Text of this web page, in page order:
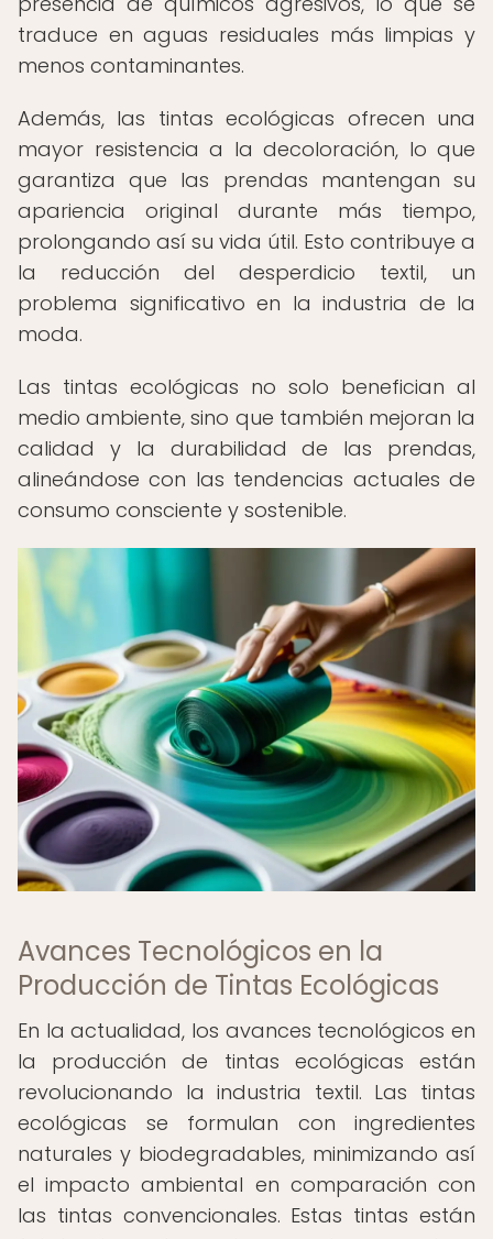
traduce en aguas residuales más limpias y
menos contaminantes.
Además, las tintas ecológicas ofrecen una
mayor resistencia a la decoloración, lo que
garantiza que las prendas mantengan su
apariencia original durante más tiempo,
prolongando así su vida útil. Esto contribuye a
la reducción del desperdicio textil, un
problema significativo en la industria de la
moda.
Las tintas ecológicas no solo benefician al
medio ambiente, sino que también mejoran la
calidad y la durabilidad de las prendas,
alineándose con las tendencias actuales de
consumo consciente y sostenible.
Avances Tecnológicos en la
Producción de Tintas Ecológicas
En la actualidad, los avances tecnológicos en
la producción de tintas ecológicas están
revolucionando la industria textil. Las tintas
ecológicas se formulan con ingredientes
naturales y biodegradables, minimizando así
el impacto ambiental en comparación con
las tintas convencionales. Estas tintas están